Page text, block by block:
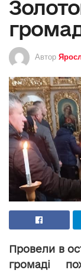
Автор
Провели в
громаді